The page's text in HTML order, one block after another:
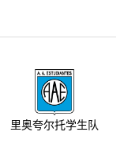
里奥夸尔托学生队